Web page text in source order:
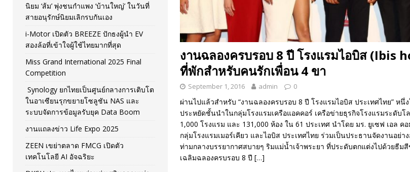
งานฉลองครบรอบ 8 ปี โรงแรมไอบิส (Ibis
ที่พักสำหรับคนรักเพื่อน 4 ขา
September 1, 2016 admin 0
ผ่านไปแล้วสำหรับ “งานฉลองครบรอบ 8 ปี โรงแรมไอบิส ประเทศไทย” หนึ่
ประหยัดชั้นนำในกลุ่มโรงแรมเครือแอคคอร์ เครือข่ายธุรกิจโรงแรมระดับโ
1,000 โรงแรม และ 131,000 ห้อง ใน 61 ประเทศ นำโดย มร. ยูเซฟ เอล ค
กลุ่มโรงแรมเมอร์เคียว และไอบิส ประเทศไทย ร่วมเป็นประธานจัดงานอย่า
ท่ามกลางบรรยากาศสบายๆ ริมแม่น้ำเจ้าพระยา ที่ประดับตกแต่งไปด้วยธีม
เฉลิมฉลองครบรอบ 8 ปี […]
นิยม ‘ส้ม’ พุ่งชนกำแพง ‘บ้านใหญ่’ ในวันที่
สายอนุรักษ์นิยมเลิกรบกันเอง
i-Motor เปิดตัว BREEZE ปักธงผู้นำ EV
สองล้อที่เข้าใจผู้ใช้ไทยมากที่สุด
Miss Grand International 2025 Final
Competition
Synology ยกไทยเป็นศูนย์กลางการเติบโต
ในอาเซียนรุกขยายโซลูชัน NAS และ
ระบบจัดการข้อมูลรับยุค Data Boom
งานแถลงข่าว Life Expo 2025
ZEEN เขย่าตลาด FMCG เปิดตัว
เทคโนโลยี AI อัจฉริยะ